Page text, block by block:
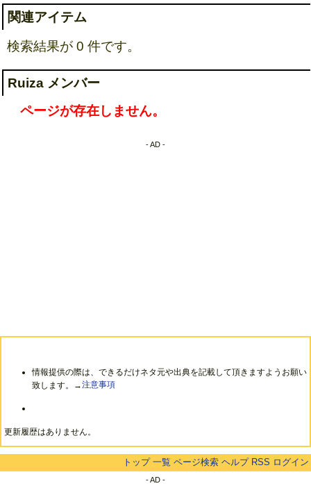
関連アイテム
検索結果が 0 件です。
Ruiza メンバー
ページが存在しません。
- AD -
情報提供の際は、できるだけネタ元や出典を記載して頂きますようお願い
致します。→注意事項
更新履歴はありません。
トップ 一覧 ページ検索 ヘルプ RSS ログイン
- AD -